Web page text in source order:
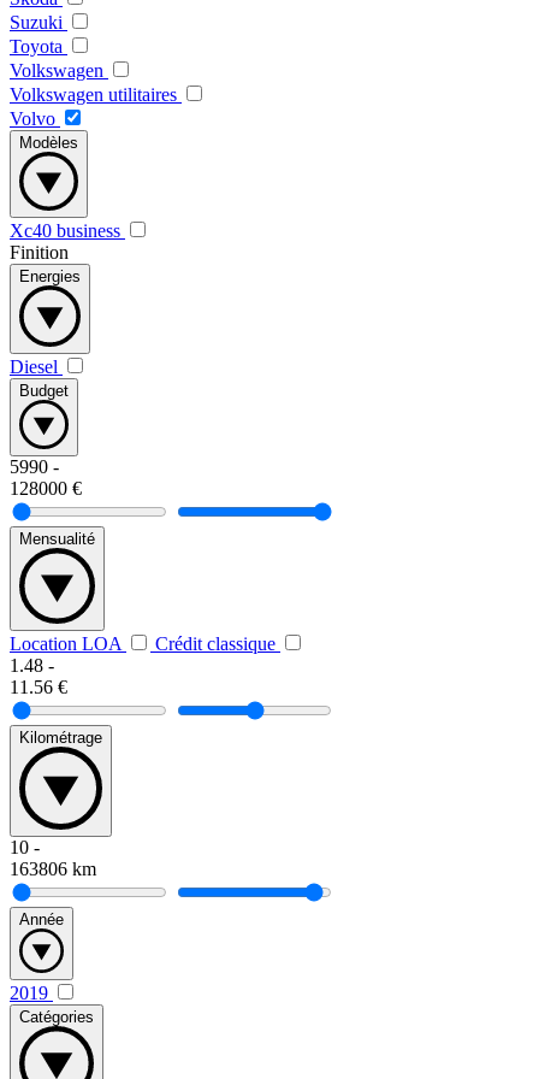
Suzuki
Toyota
Volkswagen
Volkswagen utilitaires
Volvo
Modèles
Xc40 business
Finition
Energies
Diesel
Budget
5990 -
128000 €
Mensualité
Location LOA
Crédit classique
1.48 -
11.56 €
Kilométrage
10 -
163806 km
Année
2019
Catégories